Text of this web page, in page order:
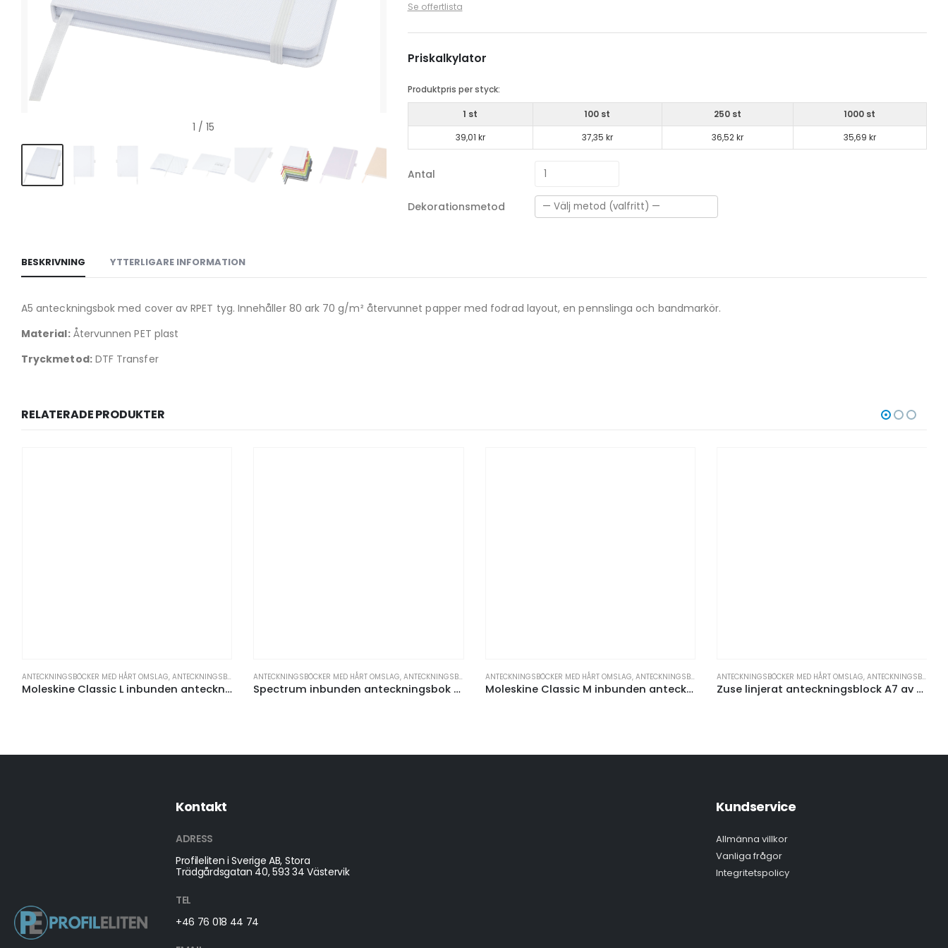
1 / 15
Se offertlista
Priskalkylator
Produktpris per styck:
1 st 100 st 250 st 1000 st
39,01 kr 37,35 kr 36,52 kr 35,69 kr
Antal
Dekorationsmetod
BESKRIVNING YTTERLIGARE INFORMATION
A5 anteckningsbok med cover av RPET tyg. Innehåller 80 ark 70 g/m² återvunnet papper med fodrad layout, en pennslinga och bandmarkör.
Material:Återvunnen PET plast
Tryckmetod:DTF Transfer
RELATERADE PRODUKTER
MED HÅRT OMSLAG ,ANTECKNINGSBÖCKER OCH PAPPERSPRODUKTER
Moleskine Classic L inbunden anteckningsbok – linjerad
ANTECKNINGSBÖCKER MED HÅRT OMSLAG ,ANTECKNINGSBÖCKER OCH PAPPERSPRODUKTER
Spectrum inbunden anteckningsbok A6
ANTECKNINGSBÖCKER MED HÅRT OMSLAG ,ANTECKNINGSBÖCKER OCH PAPPERSPRODUKTER
Moleskine Classic M inbunden anteckningsbok – linjerat
ANTECKNINGSBÖCKER MED HÅRT OMSLAG ,ANTECKNINGSBÖCKER OCH PAPPERSPRODUKTER
Zuse linjerat anteckningsblock A7 av återvunna material med penna
Kontakt
ADRESS
Profileliten i Sverige AB, Stora
Trädgårdsgatan 40, 593 34 Västervik
TEL
+46 76 018 44 74
Kundservice
Allmänna villkor
Vanliga frågor
Integritetspolicy